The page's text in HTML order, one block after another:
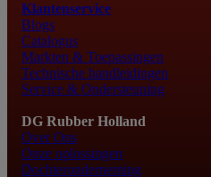
Klantenservice
Blogs
Catalogus
Markten & Toepassingen
Technische handleidingen
Service & Ondersteuning
DG Rubber Holland
Over Ons
Onze oplossingen
Dochteronderneming